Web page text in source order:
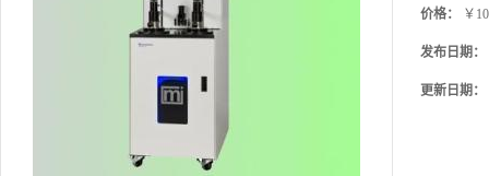
价格： ￥
发布日期：
更新日期：